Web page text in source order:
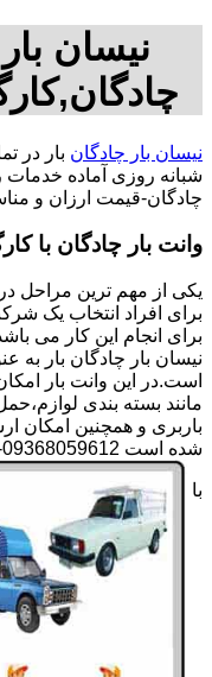
نیسان
نیسان بار چادگان بار در
شبانه روزی آماده خدمات
چادگان-قیمت ارزان و
وانت بار چادگان با
یکی از مهم ترین مراحل
برای افراد انتخاب یک
برای انجام این کار می
نیسان بار چادگان بار به
است.در این وانت بار
مانند بسته بندی
باربری و همچنین امکان
شده است 09368059612-خانم گلزاری.
با